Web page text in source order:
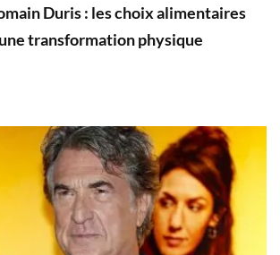
Duris : les choix alimentaires
transformation physique